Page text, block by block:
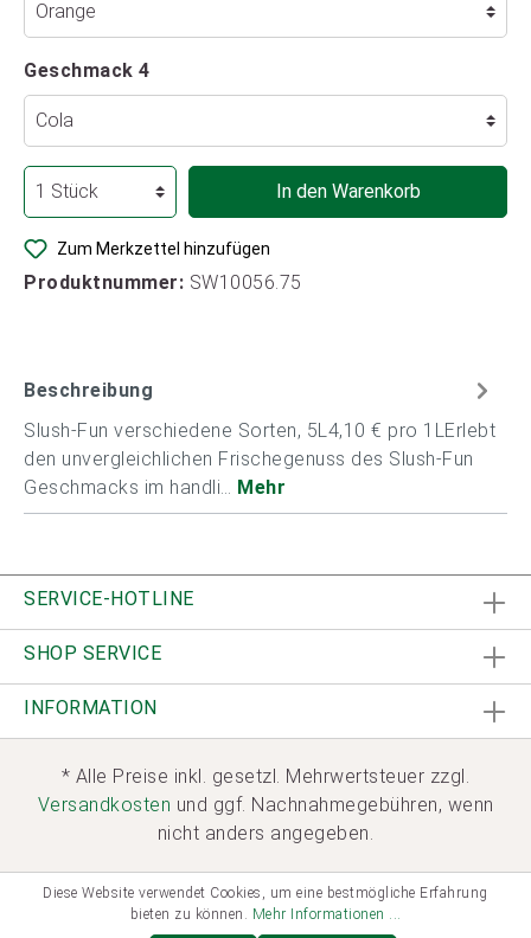
Geschmack 4
In den Warenkorb
Zum Merkzettel hinzufügen
Produktnummer: SW10056.75
Beschreibung
Slush-Fun verschiedene Sorten, 5L4,10 € pro 1LErlebt
den unvergleichlichen Frischegenuss des Slush-Fun
Geschmacks im handli… Mehr
SERVICE-HOTLINE
SHOP SERVICE
INFORMATION
* Alle Preise inkl. gesetzl. Mehrwertsteuer zzgl.
Versandkosten und ggf. Nachnahmegebühren, wenn
nicht anders angegeben.
Diese Website verwendet Cookies, um eine bestmögliche Erfahrung
bieten zu können. Mehr Informationen ...